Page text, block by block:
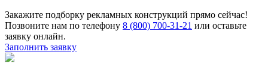
Закажите подборку рекламных конструкций прямо сейчас!
Позвоните нам по телефону 8 (800) 700-31-21 или оставьте
заявку онлайн.
Заполнить заявку